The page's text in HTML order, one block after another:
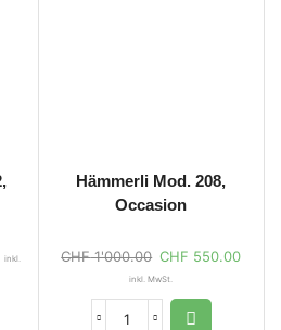
inkl.
Hämmerli Mod. 208,
Occasion
CHF1'000.00 CHF 550.00
inkl. MwSt.